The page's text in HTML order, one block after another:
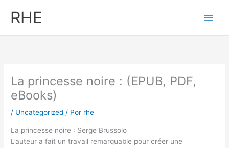
RHE
La princesse noire : (EPUB, PDF,
eBooks)
/ Uncategorized / Por rhe
La princesse noire : Serge Brussolo
L’auteur a fait un travail remarquable pour créer une